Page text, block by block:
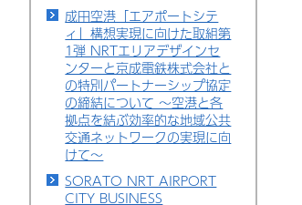
成田空港「エアポートシテ
ィ」構想実現に向けた取組第
1弾 NRTエリアデザインセ
ンターと京成電鉄株式会社と
の特別パートナーシップ協定
の締結について ～空港と各
拠点を結ぶ効率的な地域公共
交通ネットワークの実現に向
けて～
SORATO NRT AIRPORT
CITY BUSINESS